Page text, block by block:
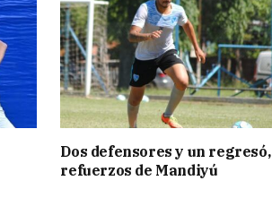
Dos defensores y un regresó,
refuerzos de Mandiyú